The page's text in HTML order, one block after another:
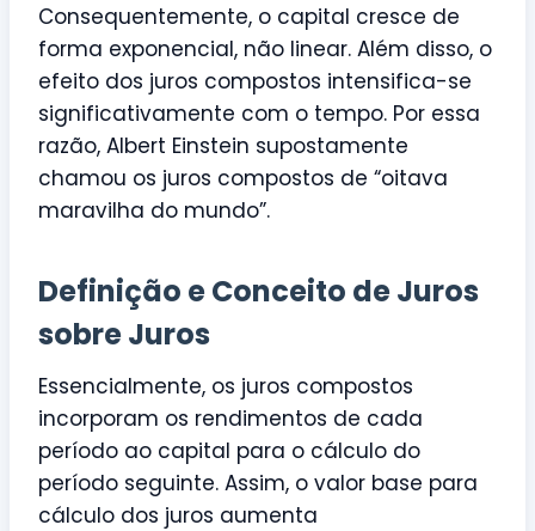
Consequentemente, o capital cresce de
forma exponencial, não linear. Além disso, o
efeito dos juros compostos intensifica-se
significativamente com o tempo. Por essa
razão, Albert Einstein supostamente
chamou os juros compostos de “oitava
maravilha do mundo”.
Definição e Conceito de Juros
sobre Juros
Essencialmente, os juros compostos
incorporam os rendimentos de cada
período ao capital para o cálculo do
período seguinte. Assim, o valor base para
cálculo dos juros aumenta